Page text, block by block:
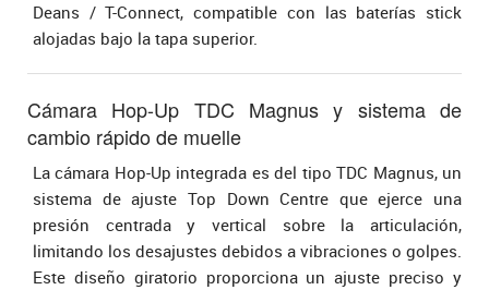
Deans / T-Connect, compatible con las baterías stick
alojadas bajo la tapa superior.
Cámara Hop-Up TDC Magnus y sistema de
cambio rápido de muelle
La cámara Hop-Up integrada es del tipo TDC Magnus, un
sistema de ajuste Top Down Centre que ejerce una
presión centrada y vertical sobre la articulación,
limitando los desajustes debidos a vibraciones o golpes.
Este diseño giratorio proporciona un ajuste preciso y